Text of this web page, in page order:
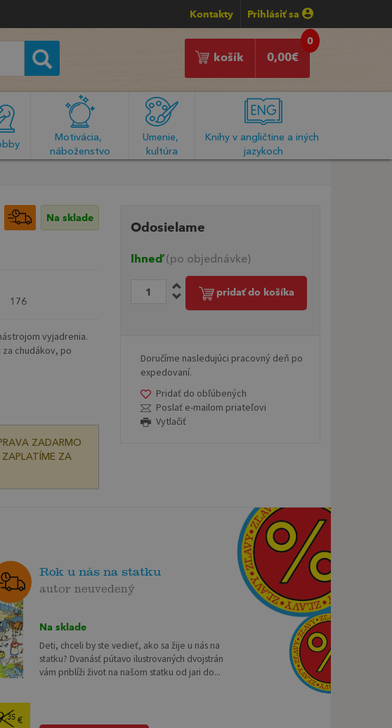
Kontakty Prihlásiť sa
0
0,00€
košík
Motivácia,
náboženstvo
Umenie,
kultúra
Knihy v angličtine a iných
jazykoch
Na sklade
176
vyjadrenia.
chudákov, po
ZADARMO
ZA
Odosielame
Ihneď(po objednávke)
pridať do košíka
Doručíme nasledujúci pracovný deň po
expedovaní.
Pridať do obľúbených
Poslať e-mailom priateľovi
Vytlačiť
,35€
Rok u nás na statku
autor neuvedený
Na sklade
Deti, chceli by ste vedieť, ako sa žije u nás na
statku? Dvanásť pútavo ilustrovaných dvojstrán
vám priblíži život na našom statku od jari do...